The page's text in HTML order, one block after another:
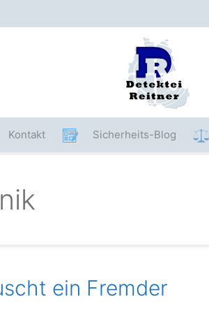
Kontakt Sicherheits-Blog
ein Fremder